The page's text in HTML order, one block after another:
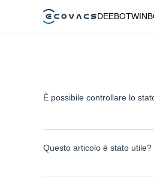
DEEBOT
È possibile controllare lo
Questo articolo è stato utile?